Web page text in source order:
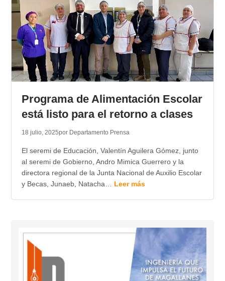
Programa de Alimentación Escolar
está listo para el retorno a clases
18 julio, 2025por Departamento Prensa
El seremi de Educación, Valentín Aguilera Gómez, junto
al seremi de Gobierno, Andro Mimica Guerrero y la
directora regional de la Junta Nacional de Auxilio Escolar
y Becas, Junaeb, Natacha… Leer más